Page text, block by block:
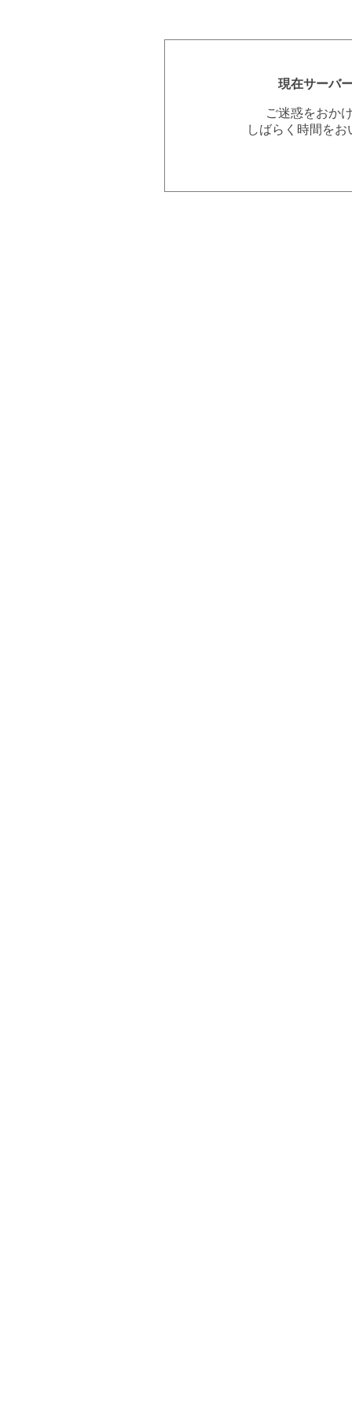
現在サーバ
ご迷惑をおか
しばらく時間を